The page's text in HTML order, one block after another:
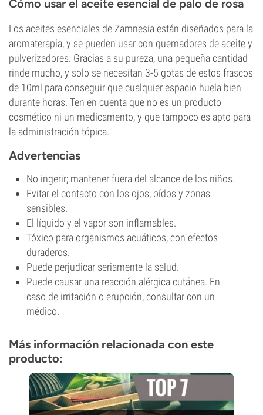
Cómo usar el aceite esencial de palo de rosa
Los aceites esenciales de Zamnesia están diseñados para la
aromaterapia, y se pueden usar con quemadores de aceite y
pulverizadores. Gracias a su pureza, una pequeña cantidad
rinde mucho, y solo se necesitan 3-5 gotas de estos frascos
de 10ml para conseguir que cualquier espacio huela bien
durante horas. Ten en cuenta que no es un producto
cosmético ni un medicamento, y que tampoco es apto para
la administración tópica.
Advertencias
No ingerir; mantener fuera del alcance de los niños.
Evitar el contacto con los ojos, oídos y zonas
sensibles.
El líquido y el vapor son inflamables.
Tóxico para organismos acuáticos, con efectos
duraderos.
Puede perjudicar seriamente la salud.
Puede causar una reacción alérgica cutánea. En
caso de irritación o erupción, consultar con un
médico.
Más información relacionada con este
producto: